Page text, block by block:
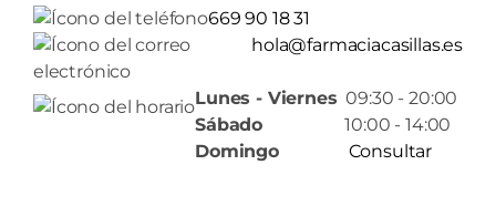
669 90 18 31
hola@farmaciacasillas.es
Lunes - Viernes 09:30 - 20:00
Sábado 10:00 - 14:00
Domingo
Consultar